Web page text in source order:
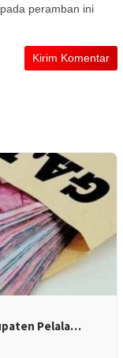
peramban ini
Pelala…